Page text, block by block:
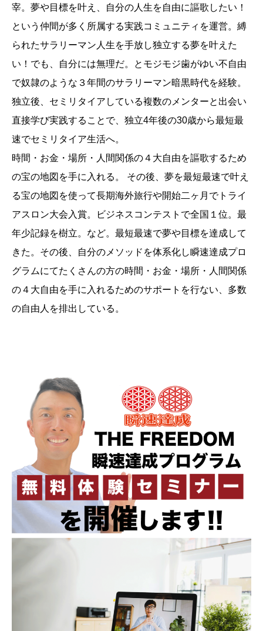
宰。夢や目標を叶え、自分の人生を自由に謳歌したい！
という仲間が多く所属する実践コミュニティを運営。縛
られたサラリーマン人生を手放し独立する夢を叶えた
い！でも、自分には無理だ。とモジモジ歯がゆい不自由
で奴隷のような３年間のサラリーマン暗黒時代を経験。
独立後、セミリタイアしている複数のメンターと出会い
直接学び実践することで、独立4年後の30歳から最短最
速でセミリタイア生活へ。
時間・お金・場所・人間関係の４大自由を謳歌するため
の宝の地図を手に入れる。 その後、夢を最短最速で叶え
る宝の地図を使って長期海外旅行や開始二ヶ月でトライ
アスロン大会入賞。ビジネスコンテストで全国１位。最
年少記録を樹立。など。最短最速で夢や目標を達成して
きた。その後、自分のメソッドを体系化し瞬速達成プロ
グラムにてたくさんの方の時間・お金・場所・人間関係
の４大自由を手に入れるためのサポートを行ない、多数
の自由人を排出している。